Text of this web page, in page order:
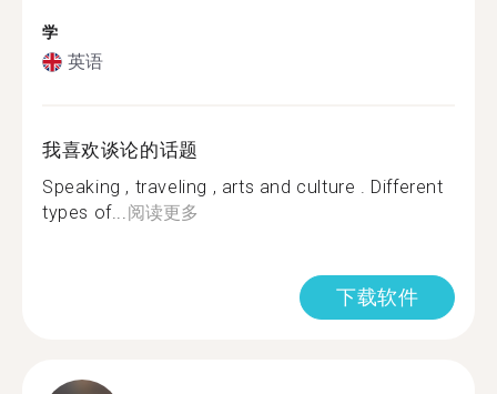
学
英语
我喜欢谈论的话题
Speaking , traveling , arts and culture . Different
types of...阅读更多
下载软件